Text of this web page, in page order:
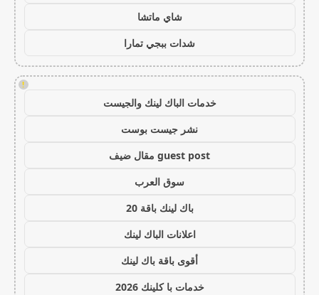
شاي ماتشا
شدات ببجي تمارا
!
خدمات الباك لينك والجيست
نشر جيست بوست
guest post مقال ضيف
سوق العرب
باك لينك باقة 20
اعلانات الباك لينك
أقوى باقة باك لينك
خدمات با كلينك 2026